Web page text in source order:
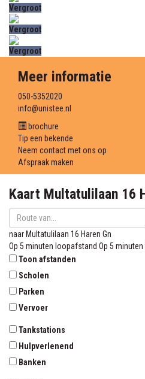
Vergroot
Vergroot
Vergroot
Meer informatie
050-5352020
info@unistee.nl
brochure
Tip een bekende
Neem contact met ons op
Afspraak maken
Kaart Multatulilaan 16
naar Multatulilaan 16 Haren Gn
Op 5 minuten loopafstand Op 5
Toon afstanden
Scholen
Parken
Vervoer
Tankstations
Hulpverlenend
Banken